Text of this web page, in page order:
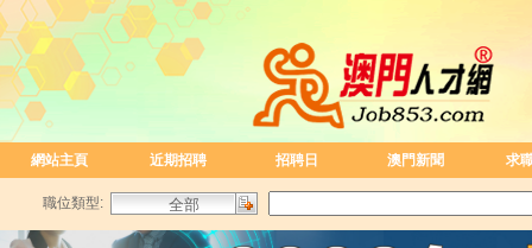
網站主頁 近期招聘 招聘日 澳門新聞 求
職位類型: